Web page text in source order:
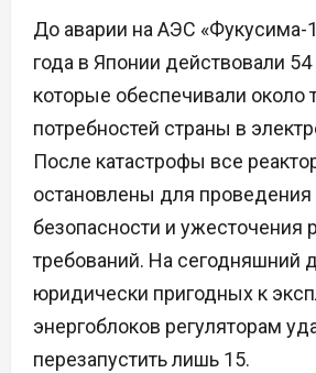
До аварии на АЭС «Фукусима-
года в Японии действовали 54
которые обеспечивали около
потребностей страны в
После катастрофы все
остановлены для проведения
безопасности и ужесточения
требований. На сегодняшний
юридически пригодных к
энергоблоков регуляторам
перезапустить лишь 15.